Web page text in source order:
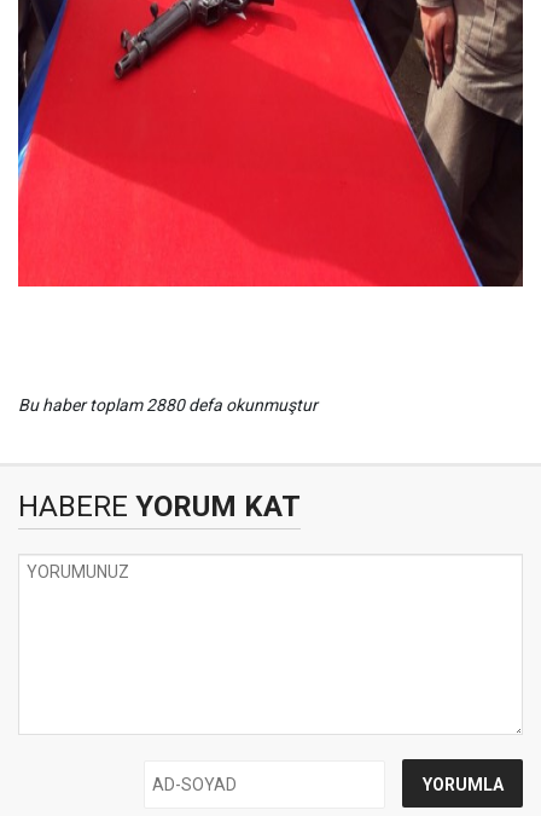
Bu haber toplam 2880 defa okunmuştur
HABERE YORUM KAT